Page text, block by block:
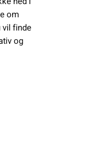
om
vil finde
og